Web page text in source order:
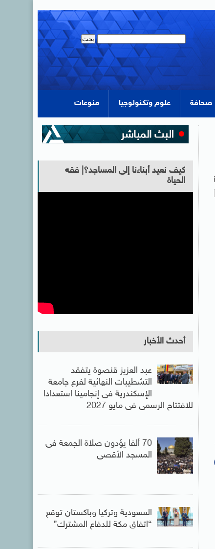
صحافة علوم وتكنولوجيا منوعات
كيف نعيد أبناءنا إلى المساجد؟| فقه
الحياة
أحدث الأخبار
عبد العزيز قنصوة يتفقد
التشطيبات النهائية لفرع جامعة
الإسكندرية فى إنجامينا استعدادا
للافتتاح الرسمى فى مايو 2027
70 ألفا يؤدون صلاة الجمعة فى
المسجد الأقصى
السعودية وتركيا وباكستان توقع
“اتفاق مكة للدفاع المشترك”